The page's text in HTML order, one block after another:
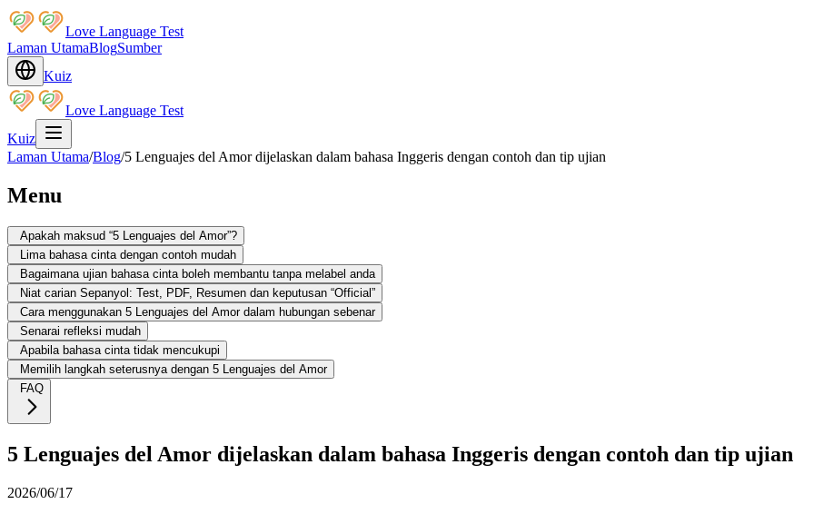
Love Language Test
Laman UtamaBlogSumber
Kuiz
Love Language Test
Kuiz
Laman Utama/Blog/5 Lenguajes del Amor dijelaskan dalam bahasa Inggeris dengan contoh dan tip ujian
Menu
Apakah maksud “5 Lenguajes del Amor”?
Lima bahasa cinta dengan contoh mudah
Bagaimana ujian bahasa cinta boleh membantu tanpa melabel anda
Niat carian Sepanyol: Test, PDF, Resumen dan keputusan “Official”
Cara menggunakan 5 Lenguajes del Amor dalam hubungan sebenar
Senarai refleksi mudah
Apabila bahasa cinta tidak mencukupi
Memilih langkah seterusnya dengan 5 Lenguajes del Amor
FAQ
5 Lenguajes del Amor dijelaskan dalam bahasa Inggeris dengan contoh dan tip ujian
2026/06/17